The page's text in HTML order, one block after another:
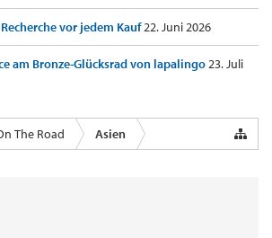
vor jedem Kauf22. Juni 2026
am Bronze-Glücksrad von lapalingo23. Juli
The Road Asien